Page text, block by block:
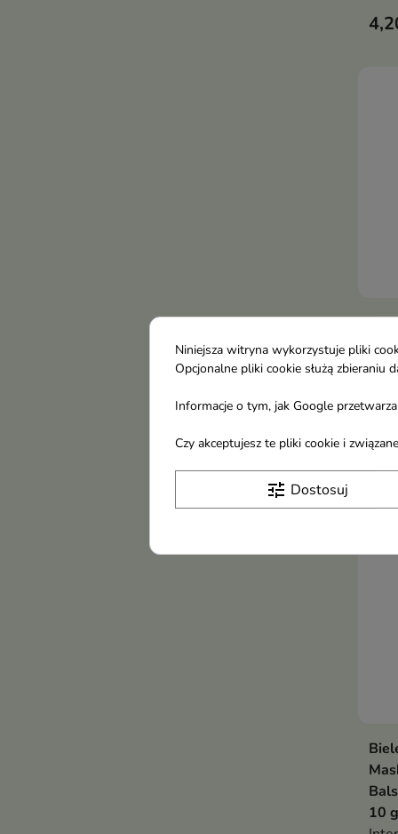
-
10 g
Niniejsza witryna wykorzystuje pliki
Opcjonalne pliki cookie służą
Informacje o tym, jak Google
Czy akceptujesz te pliki cookie i
tune Dostosuj